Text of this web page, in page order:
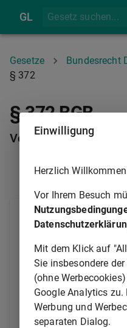
GL
Gesetze Bundesrecht
§ 372
§ 372 BGB
Voraussetzungen
Geld, Wertpapiere und
Kostbarkeiten kann der
bestimmten
hinterlegen, wenn der
Annahme ist. Das
aus einem anderen in
liegenden Grund oder
Fahrlässigkeit
Einwilligung
Herzlich
Vor Ihrem Besuch
Mit dem Klick auf
Sie insbesondere
(ohne
Google Analytics
Werbung und
separaten Dialog.